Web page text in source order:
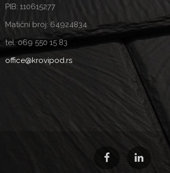
PIB: 110615277
Matični broj: 64924834
tel. 069 550 15 83
office@krovipod.rs